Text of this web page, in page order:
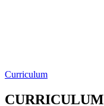
Curriculum
CURRICULUM